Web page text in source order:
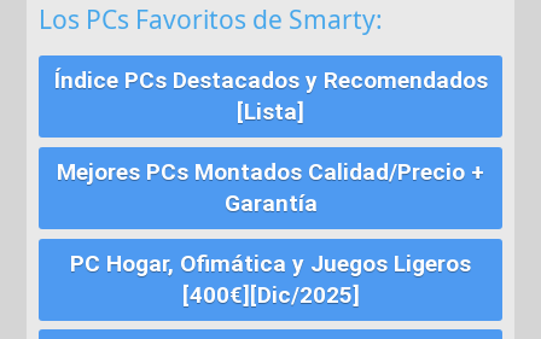
Los PCs Favoritos de Smarty:
Índice PCs Destacados y Recomendados
[Lista]
Mejores PCs Montados Calidad/Precio +
Garantía
PC Hogar, Ofimática y Juegos Ligeros
[400€][Dic/2025]